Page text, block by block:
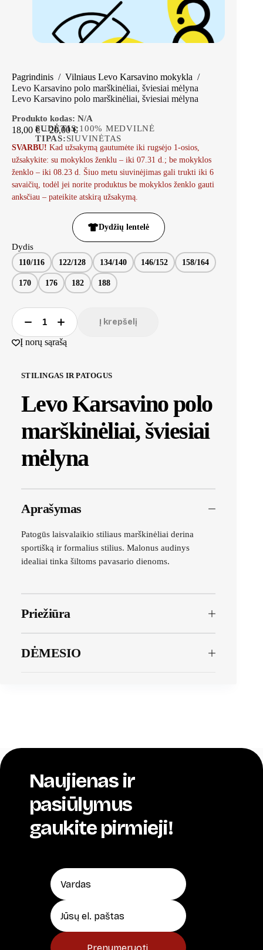
Pagrindinis / Vilniaus Levo Karsavino mokykla /
Levo Karsavino polo marškinėliai, šviesiai mėlyna
Levo Karsavino polo marškinėliai, šviesiai mėlyna
Produkto kodas: N/A
SUDĖTIS:100% MEDVILNĖ
TIPAS:SIUVINĖTAS
18,00 € – 20,00€
SVARBU! Kad užsakymą gautumėte iki rugsėjo 1-osios,
užsakykite: su mokyklos ženklu – iki 07.31 d.; be mokyklos
ženklo – iki 08.23 d. Šiuo metu siuvinėjimas gali trukti iki 6
savaičių, todėl jei norite produktus be mokyklos ženklo gauti
anksčiau – pateikite atskirą užsakymą.
Dydžių lentelė
Dydis
110/116 122/128 134/140 146/152 158/164
170 176 182 188
Į krepšelį
Į norų sąrašą
STILINGAS IR PATOGUS
Levo Karsavino polo
marškinėliai, šviesiai
mėlyna
Aprašymas
Patogūs laisvalaikio stiliaus marškinėliai derina
sportišką ir formalius stilius. Malonus audinys
idealiai tinka šiltoms pavasario dienoms.
Priežiūra
DĖMESIO
Naujienas ir
pasiūlymus
gaukite pirmieji!